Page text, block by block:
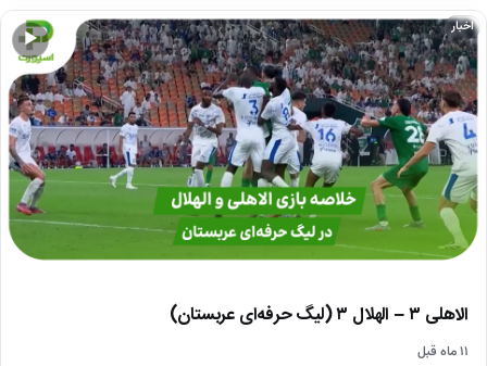
▶
اخبار
الاهلی ۳ – الهلال ۳ (لیگ حرفه‌ای عربستان)
۱۱ ماه قبل